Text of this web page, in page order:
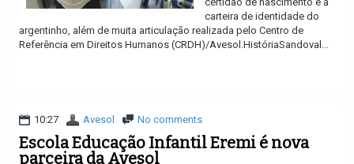
carteira de identidade do
argentinho, além de muita articulação realizada pelo Centro de
Referência em Direitos Humanos (CRDH)/Avesol.HistóriaSandoval...
10:27 Avesol No comments
Escola Educação Infantil Eremi é nova
parceira da Avesol